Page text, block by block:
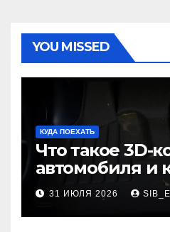
YOU MISSED
КУДА ПОЕХАТЬ
Что такое 3D-
автомобиля и
основное
31 ИЮЛЯ 2026